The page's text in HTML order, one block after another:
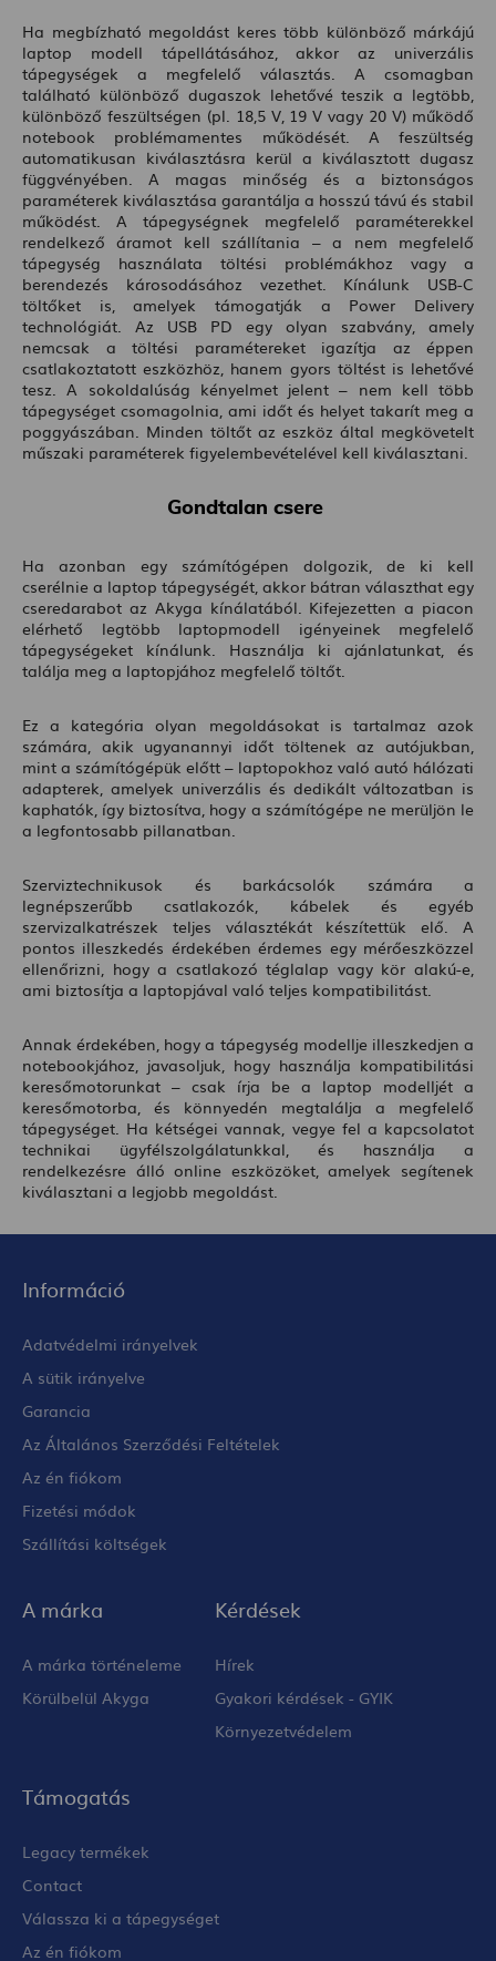
Ha megbízható megoldást keres több különböző márkájú
laptop modell tápellátásához, akkor az univerzális
tápegységek a megfelelő választás. A csomagban
található különböző dugaszok lehetővé teszik a legtöbb,
különböző feszültségen (pl. 18,5 V, 19 V vagy 20 V) működő
notebook problémamentes működését. A feszültség
automatikusan kiválasztásra kerül a kiválasztott dugasz
függvényében. A magas minőség és a biztonságos
paraméterek kiválasztása garantálja a hosszú távú és stabil
működést. A tápegységnek megfelelő paraméterekkel
rendelkező áramot kell szállítania – a nem megfelelő
tápegység használata töltési problémákhoz vagy a
berendezés károsodásához vezethet. Kínálunk USB-C
töltőket is, amelyek támogatják a Power Delivery
technológiát. Az USB PD egy olyan szabvány, amely
nemcsak a töltési paramétereket igazítja az éppen
csatlakoztatott eszközhöz, hanem gyors töltést is lehetővé
tesz. A sokoldalúság kényelmet jelent – nem kell több
tápegységet csomagolnia, ami időt és helyet takarít meg a
poggyászában. Minden töltőt az eszköz által megkövetelt
műszaki paraméterek figyelembevételével kell kiválasztani.
Gondtalan csere
Ha azonban egy számítógépen dolgozik, de ki kell
cserélnie a laptop tápegységét, akkor bátran választhat egy
cseredarabot az Akyga kínálatából. Kifejezetten a piacon
elérhető legtöbb laptopmodell igényeinek megfelelő
tápegységeket kínálunk. Használja ki ajánlatunkat, és
találja meg a laptopjához megfelelő töltőt.
Ez a kategória olyan megoldásokat is tartalmaz azok
számára, akik ugyanannyi időt töltenek az autójukban,
mint a számítógépük előtt – laptopokhoz való autó hálózati
adapterek, amelyek univerzális és dedikált változatban is
kaphatók, így biztosítva, hogy a számítógépe ne merüljön le
a legfontosabb pillanatban.
Szerviztechnikusok és barkácsolók számára a
legnépszerűbb csatlakozók, kábelek és egyéb
szervizalkatrészek teljes választékát készítettük elő. A
pontos illeszkedés érdekében érdemes egy mérőeszközzel
ellenőrizni, hogy a csatlakozó téglalap vagy kör alakú-e,
ami biztosítja a laptopjával való teljes kompatibilitást.
Annak érdekében, hogy a tápegység modellje illeszkedjen a
notebookjához, javasoljuk, hogy használja kompatibilitási
keresőmotorunkat – csak írja be a laptop modelljét a
keresőmotorba, és könnyedén megtalálja a megfelelő
tápegységet. Ha kétségei vannak, vegye fel a kapcsolatot
technikai ügyfélszolgálatunkkal, és használja a
rendelkezésre álló online eszközöket, amelyek segítenek
kiválasztani a legjobb megoldást.
Információ
Adatvédelmi irányelvek
A sütik irányelve
Garancia
Az Általános Szerződési Feltételek
Az én fiókom
Fizetési módok
Szállítási költségek
A márka
A márka történeleme
Körülbelül Akyga
Kérdések
Hírek
Gyakori kérdések - GYIK
Környezetvédelem
Támogatás
Legacy termékek
Contact
Válassza ki a tápegységet
Az én fiókom